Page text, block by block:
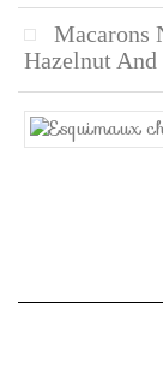
Macarons
Hazelnut